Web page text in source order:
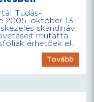
Tudás-
2005. oktöber 13-
skandináv
mutatta
érhetőek el.
Tovább